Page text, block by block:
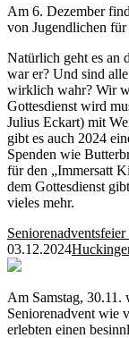
Am 6. Dezember
von Jugendlichen
Natürlich geht es an
war er? Und sind
wirklich wahr? Wir
Gottesdienst wird
Julius Eckart) mit
gibt es auch 2024
Spenden wie
für den „Immersatt
dem Gottesdienst
vieles mehr.
03.12.2024
Am Samstag,
Seniorenadvent wie
erlebten einen